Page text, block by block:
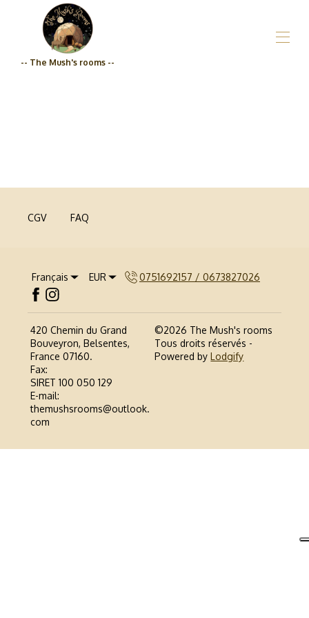
-- The Mush's rooms --
Contact/Itinéraire
CGV FAQ
Français EUR 0751692157 / 0673827026
420 Chemin du Grand
Bouveyron, Belsentes,
France 07160.
Fax:
SIRET 100 050 129
E-mail:
themushsrooms@outlook.
com
©2026 The Mush's rooms
Tous droits réservés -
Powered by Lodgify